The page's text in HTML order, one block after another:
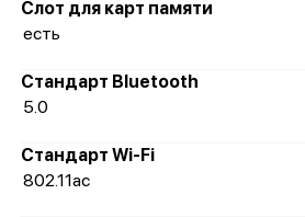
Слот для карт памяти
есть
Стандарт Bluetooth
5.0
Стандарт Wi-Fi
802.11ac